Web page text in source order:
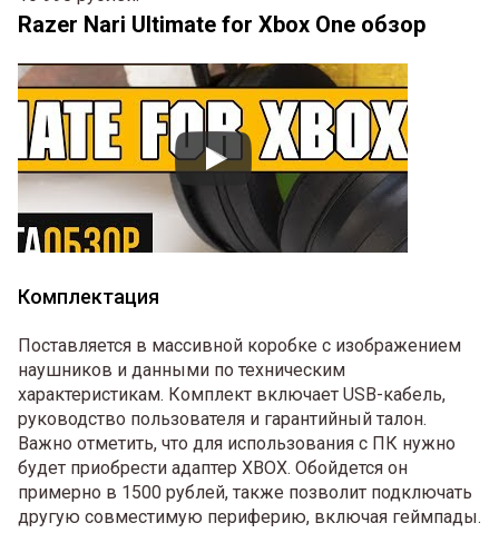
Razer Nari Ultimate for Xbox One обзор
Комплектация
Поставляется в массивной коробке с изображением
наушников и данными по техническим
характеристикам. Комплект включает USB-кабель,
руководство пользователя и гарантийный талон.
Важно отметить, что для использования с ПК нужно
будет приобрести адаптер XBOX. Обойдется он
примерно в 1500 рублей, также позволит подключать
другую совместимую периферию, включая геймпады.